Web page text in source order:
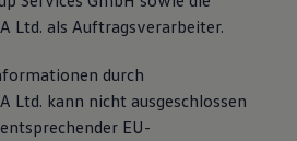
Ltd. als Auftragsverarbeiter.
durch
Ltd. kann nicht ausgeschlossen
EU-